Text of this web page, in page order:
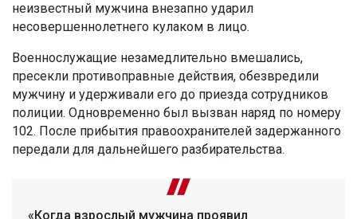
неизвестный мужчина внезапно ударил
несовершеннолетнего кулаком в лицо.
Военнослужащие незамедлительно вмешались,
пресекли противоправные действия, обезвредили
мужчину и удерживали его до приезда сотрудников
полиции. Одновременно был вызван наряд по номеру
102. После прибытия правоохранителей задержанного
передали для дальнейшего разбирательства.
«Когда взрослый мужчина проявил